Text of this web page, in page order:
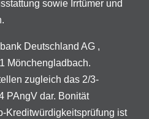
sowie Irrtümer und
Deutschland AG ,
Mönchengladbach.
zugleich das 2/3-
PAngV dar. Bonität
Kreditwürdigkeitsprüfung ist